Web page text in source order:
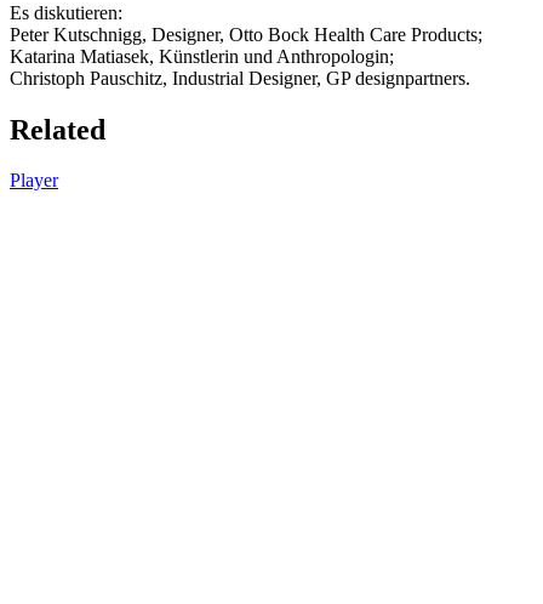
Es diskutieren:
Peter Kutschnigg, Designer, Otto Bock Health Care Products;
Katarina Matiasek, Künstlerin und Anthropologin;
Christoph Pauschitz, Industrial Designer, GP designpartners.
Related
Player